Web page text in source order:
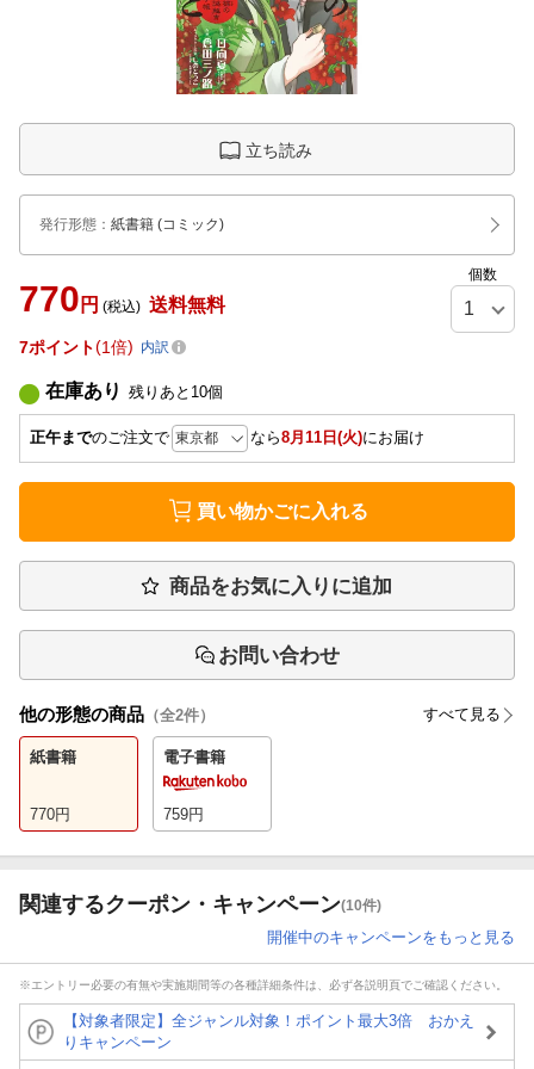
立ち読み
発行形態 ： 紙書籍 (コミック)
770 円 (税込) 送料無料
個数
7ポイント 1倍 内訳
在庫あり 残りあと 10個
正午までのご注文で なら8月11日(火)にお届け
買い物かごに入れる
商品をお気に入りに追加
お問い合わせ
他の形態の商品 （全2件） すべて見る
紙書籍
770円
電子書籍
759円
関連するクーポン・キャンペーン(10件)
開催中のキャンペーンをもっと見る
※エントリー必要の有無や実施期間等の各種詳細条件は、必ず各説明頁でご確認ください。
【対象者限定】全ジャンル対象！ポイント最大3倍 おかえ
りキャンペーン